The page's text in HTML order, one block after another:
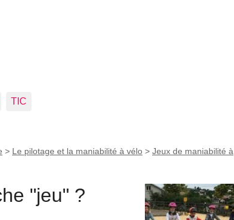
TIC
> Le pilotage et la maniabilité à vélo > Jeux de maniabilité à
"jeu" ?